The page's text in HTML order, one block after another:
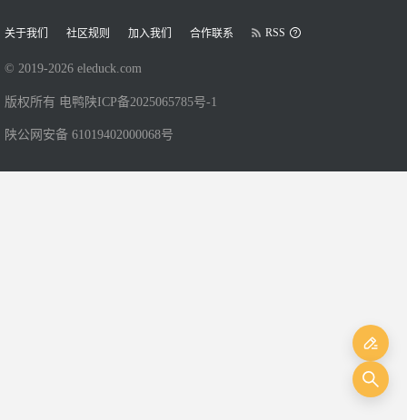
关于我们 社区规则 加入我们 合作联系 RSS
© 2019-2026 eleduck.com
版权所有 电鸭 陕ICP备2025065785号-1
陕公网安备 61019402000068号